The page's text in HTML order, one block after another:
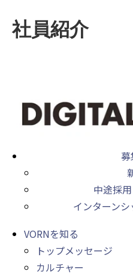
社員紹介
募
中途採
インターン
VORNを知る
トップメッセージ
カルチャー